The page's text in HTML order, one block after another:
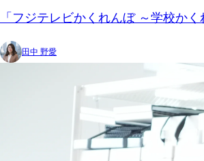
「フジテレビかくれんぼ ～学校か
田中 野愛